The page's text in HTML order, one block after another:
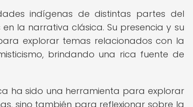
indígenas de distintas partes del
la narrativa clásica. Su presencia y su
explorar temas relacionados con la
brindando una rica fuente de
ha sido una herramienta para explorar
sino también para reflexionar sobre la